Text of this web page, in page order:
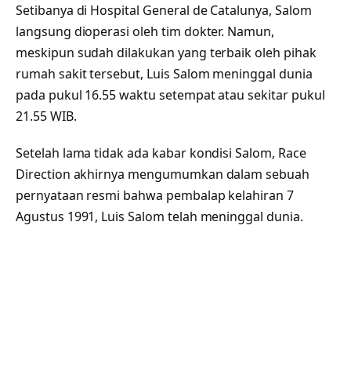
Setibanya di Hospital General de Catalunya, Salom
langsung dioperasi oleh tim dokter. Namun,
meskipun sudah dilakukan yang terbaik oleh pihak
rumah sakit tersebut, Luis Salom meninggal dunia
pada pukul 16.55 waktu setempat atau sekitar pukul
21.55 WIB.
Setelah lama tidak ada kabar kondisi Salom, Race
Direction akhirnya mengumumkan dalam sebuah
pernyataan resmi bahwa pembalap kelahiran 7
Agustus 1991, Luis Salom telah meninggal dunia.